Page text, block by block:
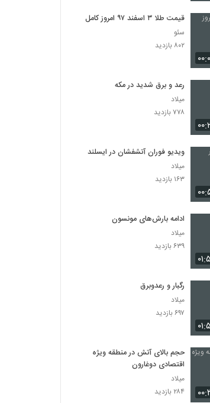
قیمت طلا ۳ اسفند ۹۷ امروز کامل
سئو
۸۰۲ بازدید
رعد و برق شدید در مکه
میلاد
۷۷۸ بازدید
ویدیو فوران آتشفشان در ایسلند
میلاد
۱۶۳ بازدید
ادامه بارش‌های مونسون
میلاد
۶۳۹ بازدید
رگبار و رعدوبرق
میلاد
۶۹۷ بازدید
حجم بالای آتش در منطقه ویژه
اقتصادی دوغارون
میلاد
۲۸۴ بازدید